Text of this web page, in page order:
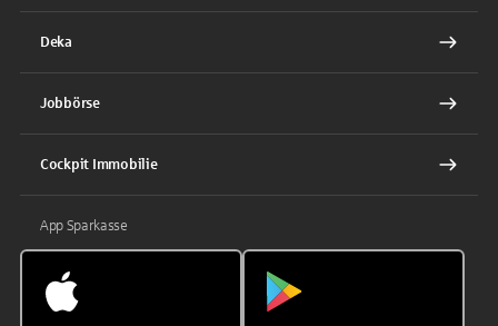
Deka
Jobbörse
Cockpit Immobilie
App Sparkasse